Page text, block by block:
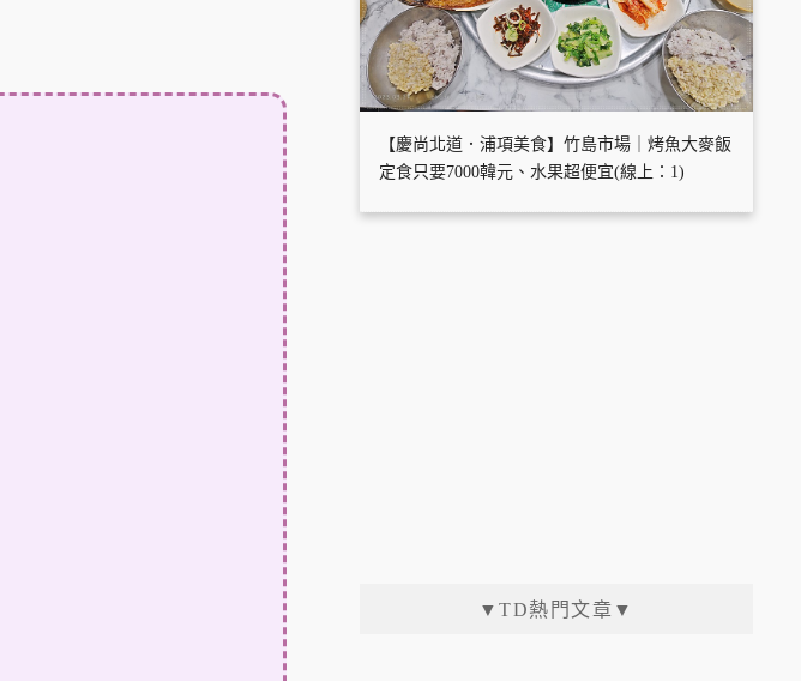
【慶尚北道．浦項美食】竹島市場｜烤魚大麥飯
定食只要7000韓元、水果超便宜(線上：1)
▼TD熱門文章▼